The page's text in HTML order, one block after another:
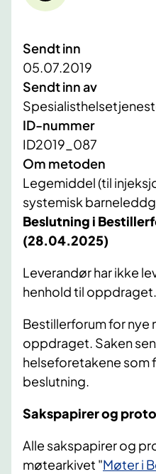
Sendt inn
05.07.2019
Sendt inn av
ID-nummer
ID2019_087
Om metoden
Legemiddel (til
systemisk
Beslutning i
(28.04.2025)
Leverandør har ikke
henhold til oppdraget.
Bestillerforum for
oppdraget. Saken
helseforetakene som
beslutning.
Sakspapirer og
Alle sakspapirer og
møtearkivet "Møter i